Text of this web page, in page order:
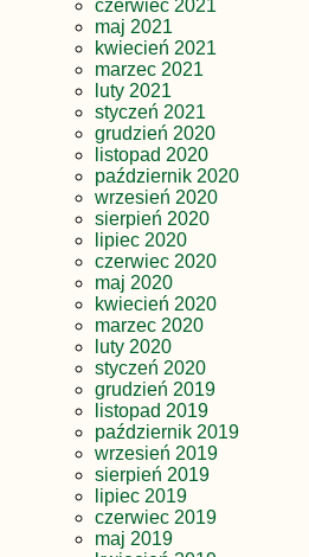
czerwiec 2021
maj 2021
kwiecień 2021
marzec 2021
luty 2021
styczeń 2021
grudzień 2020
listopad 2020
październik 2020
wrzesień 2020
sierpień 2020
lipiec 2020
czerwiec 2020
maj 2020
kwiecień 2020
marzec 2020
luty 2020
styczeń 2020
grudzień 2019
listopad 2019
październik 2019
wrzesień 2019
sierpień 2019
lipiec 2019
czerwiec 2019
maj 2019